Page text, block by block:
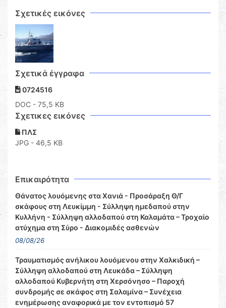
Σχετικές εικόνες
Σχετικά έγγραφα
0724516
DOC - 75,5 KB
Σχετικες εικόνες
ΠΛΣ
JPG - 46,5 KB
Επικαιρότητα
Θάνατος λουόμενης στα Χανιά - Προσάραξη Θ/Γ
σκάφους στη Λευκίμμη - Σύλληψη ημεδαπού στην
Κυλλήνη - Σύλληψη αλλοδαπού στη Καλαμάτα – Τροχαίο
ατύχημα στη Σύρο - Διακομιδές ασθενών
08/08/26
Τραυματισμός ανήλικου λουόμενου στην Χαλκιδική –
Σύλληψη αλλοδαπού στη Λευκάδα – Σύλληψη
αλλοδαπού Κυβερνήτη στη Χερσόνησο – Παροχή
συνδρομής σε σκάφος στη Σαλαμίνα – Συνέχεια
ενημέρωσης αναφορικά με τον εντοπισμό 57